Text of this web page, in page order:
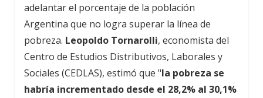
adelantar el porcentaje de la población
Argentina que no logra superar la línea de
pobreza. Leopoldo Tornarolli, economista del
Centro de Estudios Distributivos, Laborales y
Sociales (CEDLAS), estimó que "la pobreza se
habría incrementado desde el 28,2% al 30,1%